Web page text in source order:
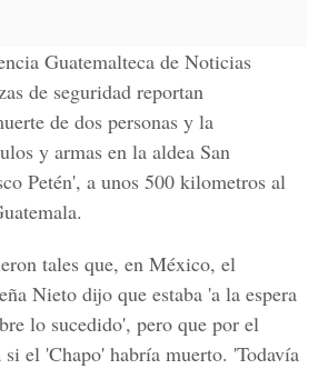
Guatemalteca de Noticias
de seguridad reportan
de dos personas y la
y armas en la aldea San
Petén', a unos 500 kilometros al
tales que, en México, el
Nieto dijo que estaba 'a la espera
lo sucedido', pero que por el
el 'Chapo' habría muerto. 'Todavía